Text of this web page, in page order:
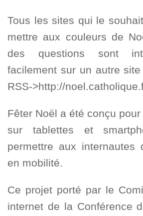
Tous les sites qui le
mettre aux couleurs de
des questions sont
facilement sur un autre
RSS->http://
Fêter Noël a été conçu
sur tablettes et
permettre aux internautes
en mobilité.
Ce projet porté par le
internet de la Conférence